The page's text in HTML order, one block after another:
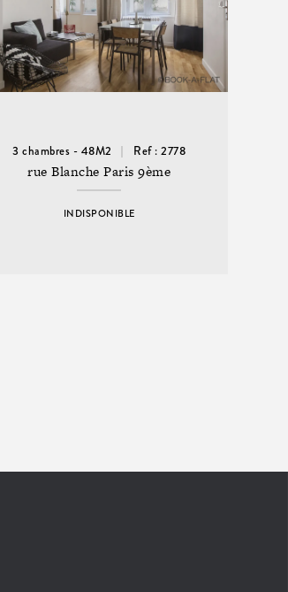
3 chambres - 48M2 Ref : 2778
rue Blanche Paris 9ème
INDISPONIBLE